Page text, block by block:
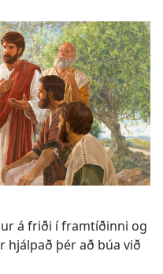
á friði í framtíðinni og
hjálpað þér að búa við